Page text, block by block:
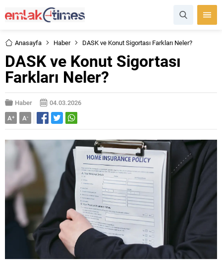
Anasayfa Haber DASK ve Konut Sigortası Farkları Neler?
DASK ve Konut Sigortası
Farkları Neler?
Haber
04.03.2026
A+ A-